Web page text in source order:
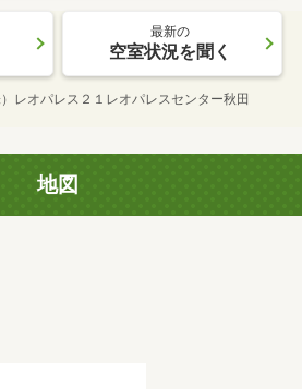
最新の
空室状況を聞く
）レオパレス２１レオパレスセンター秋田
地図